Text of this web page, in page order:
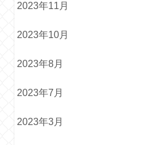
2023年11月
2023年10月
2023年8月
2023年7月
2023年3月